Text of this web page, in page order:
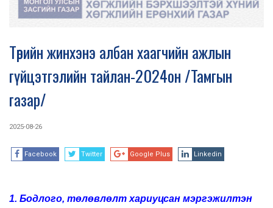
Төрийн жинхэнэ албан хаагчийн ажлын
гүйцэтгэлийн тайлан-2024он /Тамгын
газар/
2025-08-26
Facebook Twitter Google Plus Linkedin
1. Бодлого, төлөвлөлт хариуцсан мэргэжилтэн